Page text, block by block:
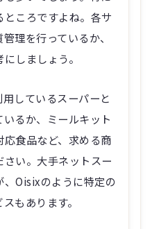
ところですよね。各サ
理を行っているか、
しましょう。
しているスーパーと
るか、ミールキット
食品など、求める商
い。大手ネットスー
、Oisixのように特定の
もあります。